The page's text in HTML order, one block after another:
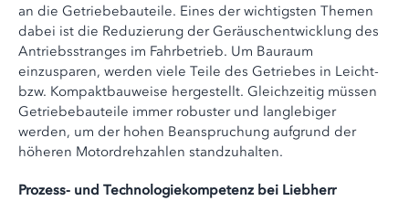
an die Getriebebauteile. Eines der wichtigsten Themen
dabei ist die Reduzierung der Geräuschentwicklung des
Antriebsstranges im Fahrbetrieb. Um Bauraum
einzusparen, werden viele Teile des Getriebes in Leicht-
bzw. Kompaktbauweise hergestellt. Gleichzeitig müssen
Getriebebauteile immer robuster und langlebiger
werden, um der hohen Beanspruchung aufgrund der
höheren Motordrehzahlen standzuhalten.
Prozess- und Technologiekompetenz bei Liebherr